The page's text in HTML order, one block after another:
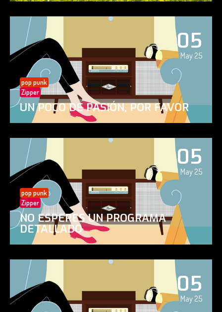
05
May 25
pop punk
Zipper
UN POCO DE PASIÓN, POR FAVOR
05
May 25
pop punk
Zipper
NO ESPERES UN PROGRAMA
DETALLADO
05
May 25